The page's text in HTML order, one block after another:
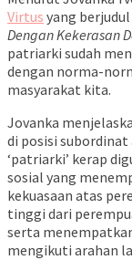
Virtus yang berjudul
Dengan Kekerasan
patriarki sudah
dengan norma-
masyarakat kita.
Jovanka
di posisi subordinat
‘patriarki’ kerap
sosial yang
kekuasaan atas
tinggi dari
serta
mengikuti arahan